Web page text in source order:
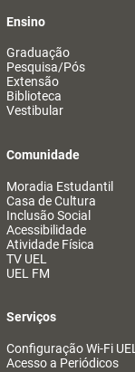
Ensino
Graduação
Pesquisa/Pós
Extensão
Biblioteca
Vestibular
Comunidade
Moradia Estudantil
Casa de Cultura
Inclusão Social
Acessibilidade
Atividade Física
TV UEL
UEL FM
Serviços
Configuração Wi-Fi UEL
Acesso a Periódicos